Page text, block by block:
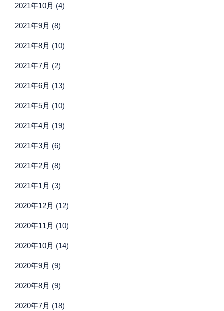
2021年10月 (4)
2021年9月 (8)
2021年8月 (10)
2021年7月 (2)
2021年6月 (13)
2021年5月 (10)
2021年4月 (19)
2021年3月 (6)
2021年2月 (8)
2021年1月 (3)
2020年12月 (12)
2020年11月 (10)
2020年10月 (14)
2020年9月 (9)
2020年8月 (9)
2020年7月 (18)